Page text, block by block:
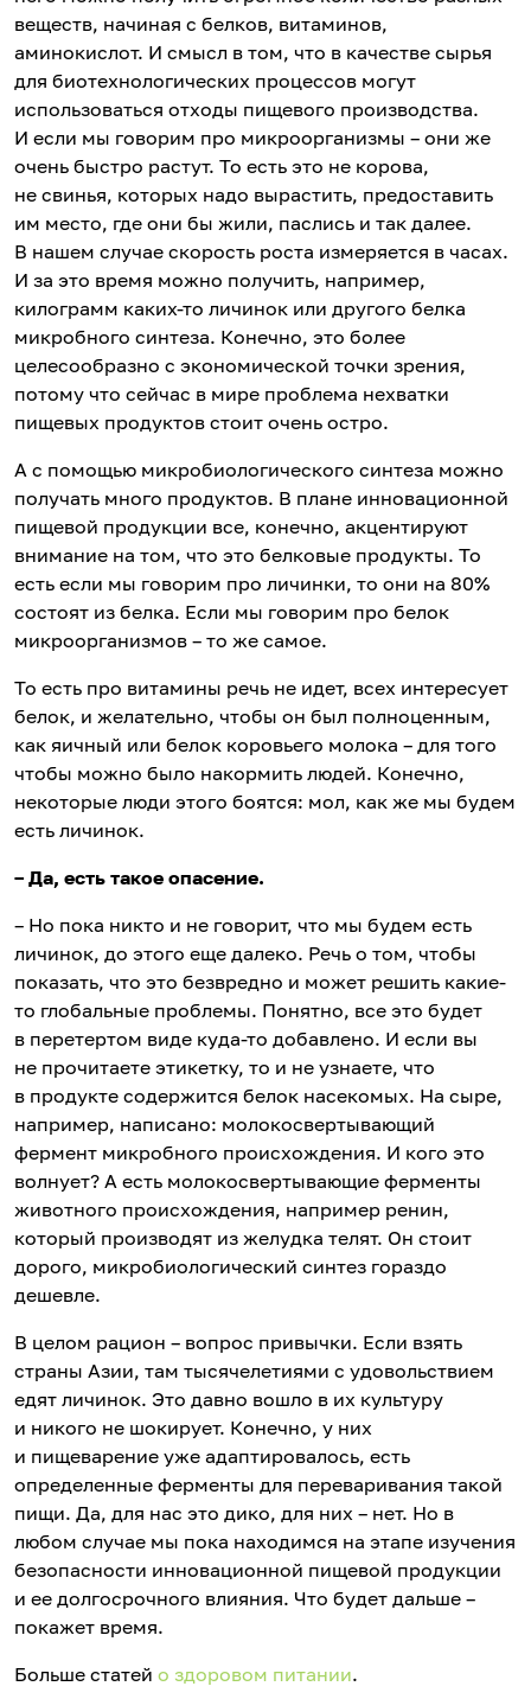
веществ, начиная с белков, витаминов,
аминокислот. И смысл в том, что в качестве сырья
для биотехнологических процессов могут
использоваться отходы пищевого производства.
И если мы говорим про микроорганизмы – они же
очень быстро растут. То есть это не корова,
не свинья, которых надо вырастить, предоставить
им место, где они бы жили, паслись и так далее.
В нашем случае скорость роста измеряется в часах.
И за это время можно получить, например,
килограмм каких-то личинок или другого белка
микробного синтеза. Конечно, это более
целесообразно с экономической точки зрения,
потому что сейчас в мире проблема нехватки
пищевых продуктов стоит очень остро.
А с помощью микробиологического синтеза можно
получать много продуктов. В плане инновационной
пищевой продукции все, конечно, акцентируют
внимание на том, что это белковые продукты. То
есть если мы говорим про личинки, то они на 80%
состоят из белка. Если мы говорим про белок
микроорганизмов – то же самое.
То есть про витамины речь не идет, всех интересует
белок, и желательно, чтобы он был полноценным,
как яичный или белок коровьего молока – для того
чтобы можно было накормить людей. Конечно,
некоторые люди этого боятся: мол, как же мы будем
есть личинок.
– Да, есть такое опасение.
– Но пока никто и не говорит, что мы будем есть
личинок, до этого еще далеко. Речь о том, чтобы
показать, что это безвредно и может решить какие-
то глобальные проблемы. Понятно, все это будет
в перетертом виде куда-то добавлено. И если вы
не прочитаете этикетку, то и не узнаете, что
в продукте содержится белок насекомых. На сыре,
например, написано: молокосвертывающий
фермент микробного происхождения. И кого это
волнует? А есть молокосвертывающие ферменты
животного происхождения, например ренин,
который производят из желудка телят. Он стоит
дорого, микробиологический синтез гораздо
дешевле.
В целом рацион – вопрос привычки. Если взять
страны Азии, там тысячелетиями с удовольствием
едят личинок. Это давно вошло в их культуру
и никого не шокирует. Конечно, у них
и пищеварение уже адаптировалось, есть
определенные ферменты для переваривания такой
пищи. Да, для нас это дико, для них – нет. Но в
любом случае мы пока находимся на этапе изучения
безопасности инновационной пищевой продукции
и ее долгосрочного влияния. Что будет дальше –
покажет время.
Больше статей о здоровом питании.